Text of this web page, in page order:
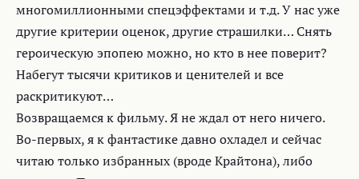
многомиллионными спецэффектами и т.д. У нас уже
другие критерии оценок, другие страшилки… Снять
героическую эпопею можно, но кто в нее поверит?
Набегут тысячи критиков и ценителей и все
раскритикуют…
Возвращаемся к фильму. Я не ждал от него ничего.
Во-первых, я к фантастике давно охладел и сейчас
читаю только избранных (вроде Крайтона), либо